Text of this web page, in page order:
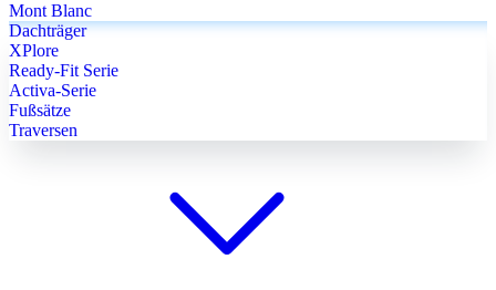
Mont Blanc
Dachträger
XPlore
Ready-Fit Serie
Activa-Serie
Fußsätze
Traversen